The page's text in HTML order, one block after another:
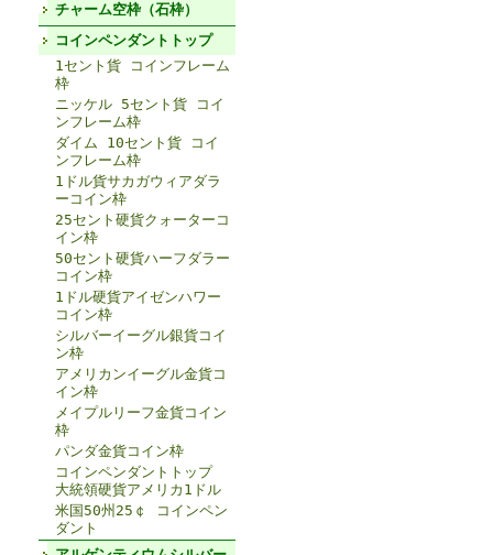
チャーム空枠（石枠）
コインペンダントトップ
1セント貨 コインフレーム
枠
ニッケル 5セント貨 コイ
ンフレーム枠
ダイム 10セント貨 コイ
ンフレーム枠
1ドル貨サカガウィアダラ
ーコイン枠
25セント硬貨クォーターコ
イン枠
50セント硬貨ハーフダラー
コイン枠
1ドル硬貨アイゼンハワー
コイン枠
シルバーイーグル銀貨コイ
ン枠
アメリカンイーグル金貨コ
イン枠
メイプルリーフ金貨コイン
枠
パンダ金貨コイン枠
コインペンダントトップ
大統領硬貨アメリカ1ドル
米国50州25￠ コインペン
ダント